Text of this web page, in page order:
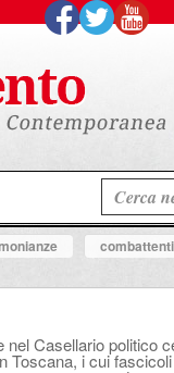
Casellario politico
Toscana, i cui